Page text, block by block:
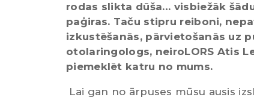
rodas slikta dūša… visbiežāk
paģiras. Taču stipru reiboni,
izkustēšanās, pārvietošanās uz
otolaringologs, neiroLORS Atis
piemeklēt katru no mums.
Lai gan no ārpuses mūsu ausis